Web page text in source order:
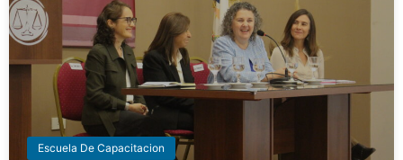
Escuela De Capacitacion